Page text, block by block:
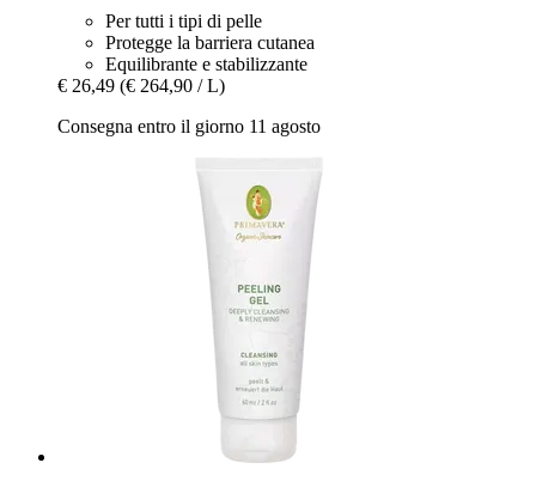
Per tutti i tipi di pelle
Protegge la barriera cutanea
Equilibrante e stabilizzante
€ 26,49 (€ 264,90 / L)
Consegna entro il giorno 11 agosto